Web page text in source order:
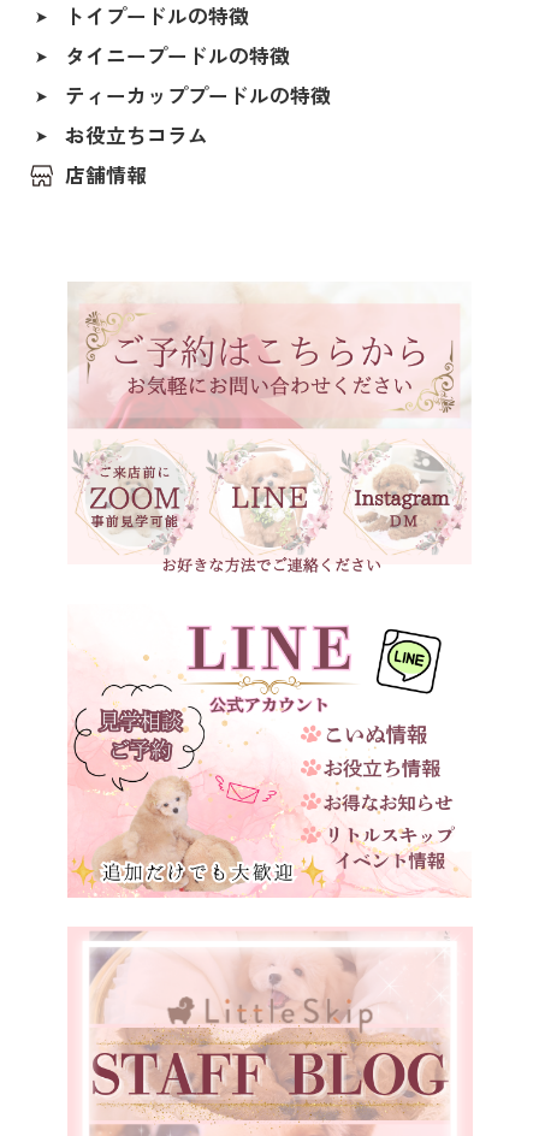
シルバー＆ホワイト
ペールホーン
ブルー
レッド（レッド・フォーン）
アプリコット（オレンジ・フォーン）
ホワイト
ブラック
ブラックタン
シルバーベージュ
ブラウン
ブラウンタン
ベージュ
ALL
香川県
北海道
福島県
茨城県
神奈川県
石川県
福井県
岐阜県
静岡県
長野県
愛知県
三重県
大阪府
兵庫県
奈良県
和歌山県
鳥取県
島根県
岡山県
広島県
山口県
徳島県
愛媛県
福岡県
宮崎県
鹿児島県
トイプードルの特徴
タイニープードルの特徴
ティーカッププードルの特徴
お役立ちコラム
店舗情報